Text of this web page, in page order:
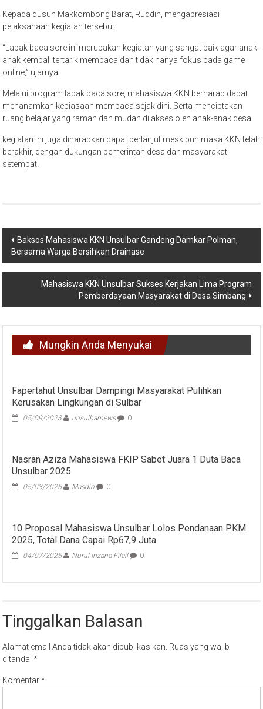
Kepada dusun Makkombong Barat, Ruddin, mengapresiasi
pelaksanaan kegiatan tersebut.
“Lapak baca sore ini merupakan kegiatan yang sangat baik agar anak-
anak kembali tertarik membaca dan tidak hanya fokus pada game
online,” ujarnya.
Melalui program lapak baca sore, mahasiswa KKN berharap dapat
menanamkan kebiasaan membaca sejak dini. Serta menciptakan
ruang belajar yang ramah dan mudah di akses oleh anak-anak desa.
kegiatan ini juga diharapkan dapat berlanjut meskipun masa KKN telah
berakhir, dengan dukungan pemerintah desa dan masyarakat
setempat.
Navigasi
pos
Baksos Mahasiswa KKN Unsulbar Gandeng Damkar Polman,
Bersama Warga Bersihkan Drainase
Mahasiswa KKN Unsulbar Sukses Kerjakan Lima Program
Pemberdayaan Masyarakat di Desa Simbang
Mungkin Anda Menyukai
Fapertahut Unsulbar Dampingi Masyarakat Pulihkan
Kerusakan Lingkungan di Sulbar
05/09/2023 unsulbarnews 0
Nasran Aziza Mahasiswa FKIP Sabet Juara 1 Duta Baca
Unsulbar 2025
05/03/2025 Masdin 0
10 Proposal Mahasiswa Unsulbar Lolos Pendanaan PKM
2025, Total Dana Capai Rp67,9 Juta
04/07/2025 Nurul Inzana Filail 0
Tinggalkan Balasan
Alamat email Anda tidak akan dipublikasikan. Ruas yang wajib
ditandai*
Komentar*